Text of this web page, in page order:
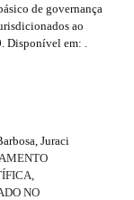
de governança
ao
em: .
Juraci
NO